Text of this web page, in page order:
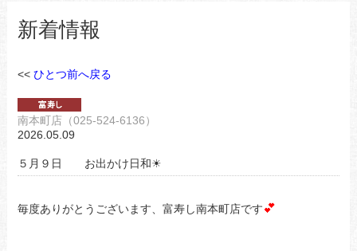
新着情報
<< ひとつ前へ戻る
南本町店（025-524-6136）
2026.05.09
５月９日 お出かけ日和☀
毎度ありがとうございます、富寿し南本町店です💕